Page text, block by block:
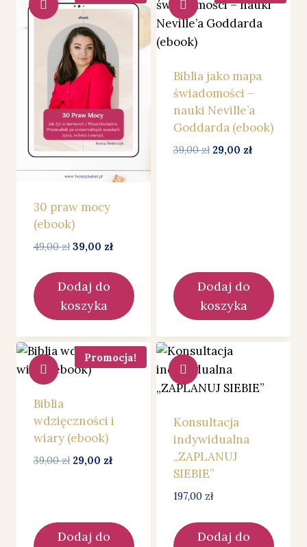
30 praw mocy
(ebook)
49,00zł Pierwotna
wynosiła:
49,00 zł.
39,00 złAktualna
wynosi:
39,00 zł.
Dodaj do
koszyka
Biblia jako mapa
świadomości –
nauki Neville’a
Goddarda (ebook)
39,00zł Pierwotna
29,00 złAktualna
Dodaj do
koszyka
Promocja!
Biblia
wdzięczności i
wiary (ebook)
39,00zł Pierwotna
29,00 złAktualna
Dodaj do
Konsultacja
indywidualna
„ZAPLANUJ
SIEBIE”
197,00 zł
Dodaj do